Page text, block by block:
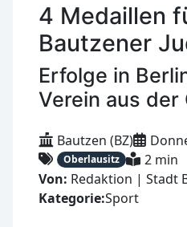
4 Medaillen
Bautzener
Erfolge in
Verein aus der
Bautzen (BZ)
Oberlausitz
2 min
Von: Redaktion | Stadt
Kategorie:Sport